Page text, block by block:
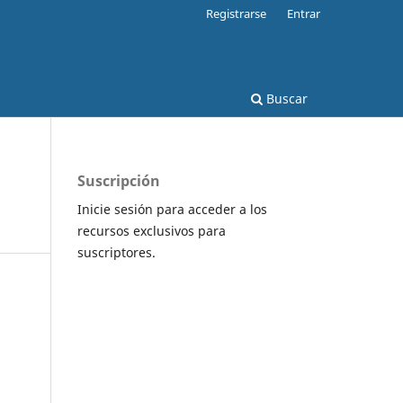
Buscar
Registrarse Entrar
Suscripción
Inicie sesión para acceder a los
recursos exclusivos para
suscriptores.